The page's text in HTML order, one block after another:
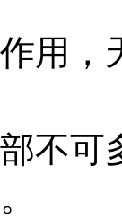
，
可